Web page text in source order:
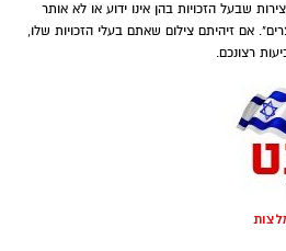
שבעל הזכויות בהן אינו ידוע או לא אותר
זכויות יוצרים". אם זיהיתם צילום שאתם בעלי הזכויות שלו,
רצונכם.